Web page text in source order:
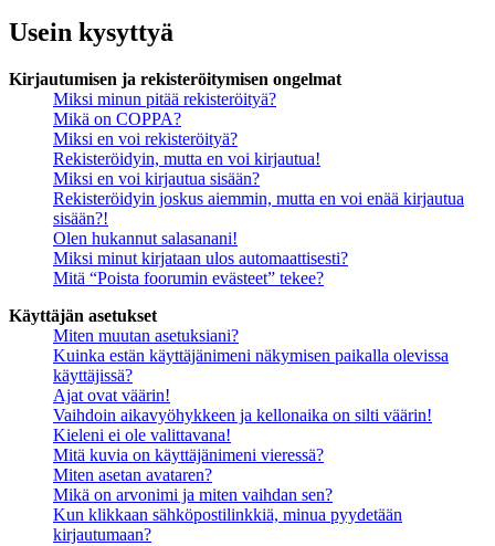
Usein kysyttyä
Kirjautumisen ja rekisteröitymisen ongelmat
Miksi minun pitää rekisteröityä?
Mikä on COPPA?
Miksi en voi rekisteröityä?
Rekisteröidyin, mutta en voi kirjautua!
Miksi en voi kirjautua sisään?
Rekisteröidyin joskus aiemmin, mutta en voi enää kirjautua
sisään?!
Olen hukannut salasanani!
Miksi minut kirjataan ulos automaattisesti?
Mitä “Poista foorumin evästeet” tekee?
Käyttäjän asetukset
Miten muutan asetuksiani?
Kuinka estän käyttäjänimeni näkymisen paikalla olevissa
käyttäjissä?
Ajat ovat väärin!
Vaihdoin aikavyöhykkeen ja kellonaika on silti väärin!
Kieleni ei ole valittavana!
Mitä kuvia on käyttäjänimeni vieressä?
Miten asetan avataren?
Mikä on arvonimi ja miten vaihdan sen?
Kun klikkaan sähköpostilinkkiä, minua pyydetään
kirjautumaan?